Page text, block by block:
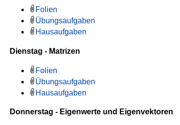
Folien
Übungsaufgaben
Hausaufgaben
Dienstag - Matrizen
Folien
Übungsaufgaben
Hausaufgaben
Donnerstag - Eigenwerte und Eigenvektoren